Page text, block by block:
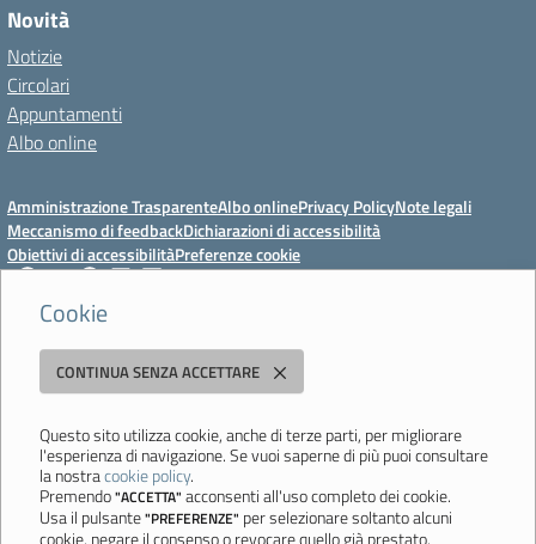
Cookie
CONTINUA SENZA ACCETTARE
Questo sito utilizza cookie, anche di terze parti, per migliorare
l'esperienza di navigazione. Se vuoi saperne di più puoi consultare
la nostracookie policy.
Premendo"ACCETTA" acconsenti all'uso completo dei cookie.
Usa il pulsante"PREFERENZE" per selezionare soltanto alcuni
cookie, negare il consenso o revocare quello già prestato.
Novità
Notizie
Circolari
Appuntamenti
Albo online
Amministrazione TrasparenteAlbo onlinePrivacy PolicyNote legali
Meccanismo di feedbackDichiarazioni di accessibilità
Obiettivi di accessibilitàPreferenze cookie
Istituto Professionale Statale Socio-Commerciale-Artigianale "Cattaneo -
Deledda"
351005 - Email:morc08000g@istruzione.it- PEC:
morc08000g@pec.istruzione.it
Codice meccanografico: MORC08000G - C.F. 94177200360
Ultimo aggiornamento: Mercoledì, 29 Luglio 2026 ore 10:08